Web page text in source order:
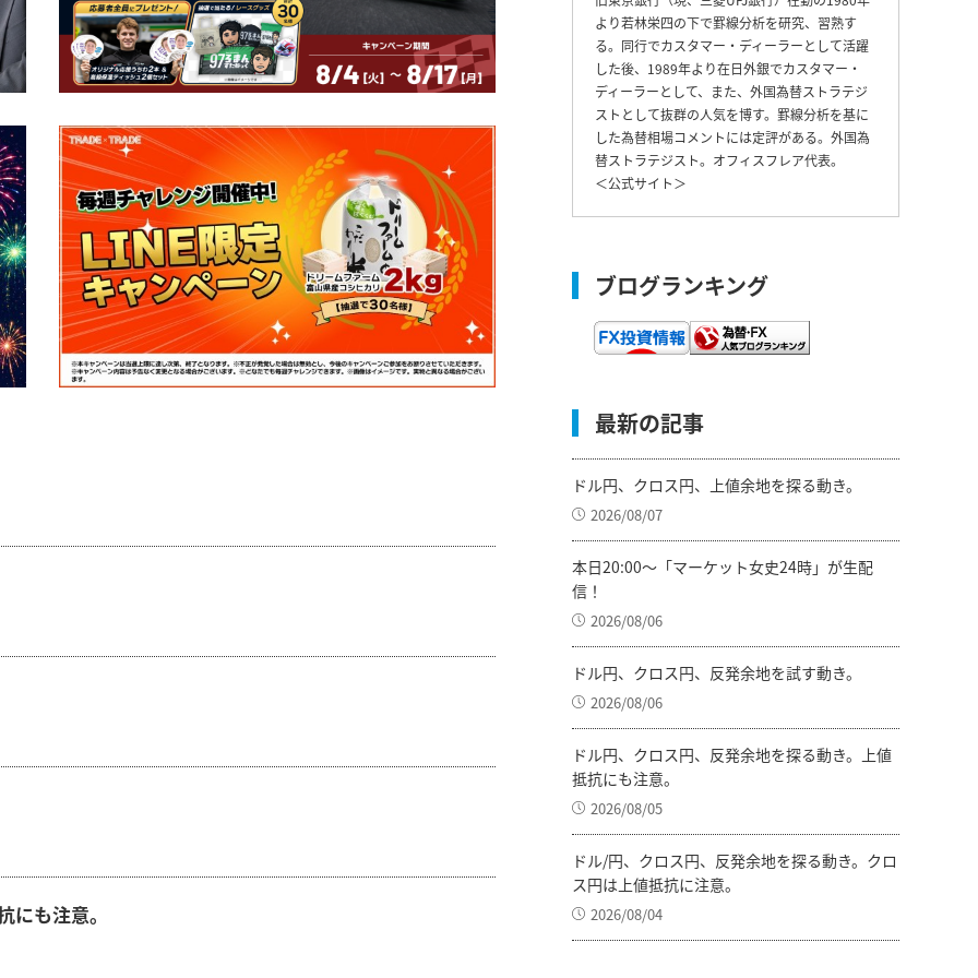
も注意。
より若林栄四の下で罫線分析を研究、習熟す
る。同行でカスタマー・ディーラーとして活躍
した後、1989年より在日外銀でカスタマー・
ディーラーとして、また、外国為替ストラテジ
ストとして抜群の人気を博す。罫線分析を基に
した為替相場コメントには定評がある。外国為
替ストラテジスト。オフィスフレア代表。
＜公式サイト＞
ブログランキング
最新の記事
ドル円、クロス円、上値余地を探る動き。
2026/08/07
本日20:00～「マーケット女史24時」が生配
信！
2026/08/06
ドル円、クロス円、反発余地を試す動き。
2026/08/06
ドル円、クロス円、反発余地を探る動き。上値
抵抗にも注意。
2026/08/05
ドル/円、クロス円、反発余地を探る動き。クロ
ス円は上値抵抗に注意。
2026/08/04